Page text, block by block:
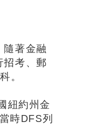
隨著金融
招考、郵
。
紐約州金
時DFS列